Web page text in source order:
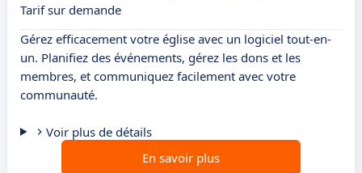
Tarif sur demande
Gérez efficacement votre église avec un logiciel tout-en-
un. Planifiez des événements, gérez les dons et les
membres, et communiquez facilement avec votre
communauté.
Voir plus de détails
En savoir plus